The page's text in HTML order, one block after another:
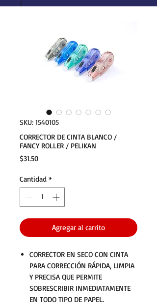
SKU: 1540105
CORRECTOR DE CINTA BLANCO /
FANCY ROLLER / PELIKAN
$31.50Precio
Cantidad *
Agregar al carrito
CORRECTOR EN SECO CON CINTA
PARA CORRECCIÓN RÁPIDA, LIMPIA
Y PRECISA QUE PERMITE
SOBRESCRIBIR INMEDIATAMENTE
EN TODO TIPO DE PAPEL.